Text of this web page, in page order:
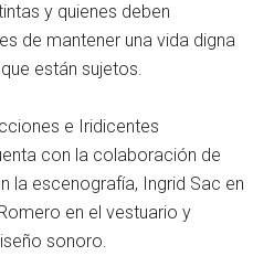
y quienes deben
de mantener una vida digna
están sujetos.
e Iridicentes
con la colaboración de
la escenografía, Ingrid Sac en
en el vestuario y
sonoro.